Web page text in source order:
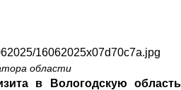
области
в Вологодскую область